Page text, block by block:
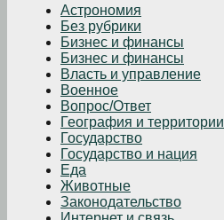
Астрономия
Без рубрики
Бизнеc и финансы
Бизнес и финансы
Власть и управление
Военное
Вопрос/Ответ
География и территории
Государство
Государство и нация
Еда
Животные
Законодательство